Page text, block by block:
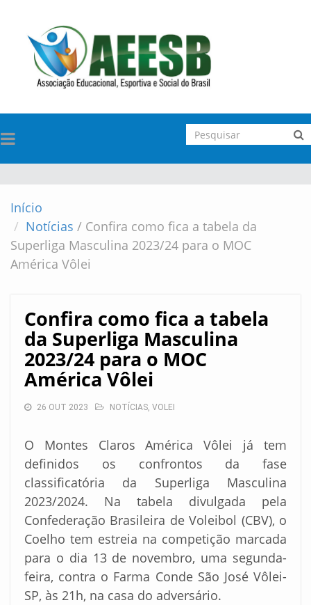
TOGGLE
NAVIGATION
Início
Notícias / Confira como fica a tabela da
Superliga Masculina 2023/24 para o MOC
América Vôlei
Confira como fica a tabela
da Superliga Masculina
2023/24 para o MOC
América Vôlei
26 OUT 2023 NOTÍCIAS, VOLEI
O Montes Claros América Vôlei já tem
definidos os confrontos da fase
classificatória da Superliga Masculina
2023/2024. Na tabela divulgada pela
Confederação Brasileira de Voleibol (CBV), o
Coelho tem estreia na competição marcada
para o dia 13 de novembro, uma segunda-
feira, contra o Farma Conde São José Vôlei-
SP, às 21h, na casa do adversário.